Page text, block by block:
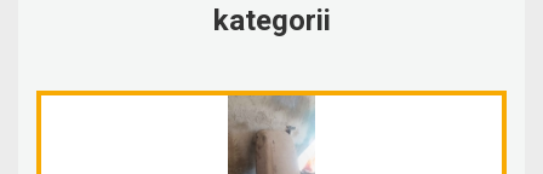
kategorii